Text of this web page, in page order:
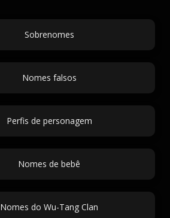
Sobrenomes
Nomes falsos
Perfis de personagem
Nomes de bebê
Nomes do Wu-Tang Clan